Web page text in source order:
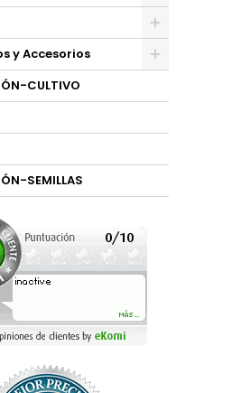
y Accesorios
CULTIVO
SEMILLAS